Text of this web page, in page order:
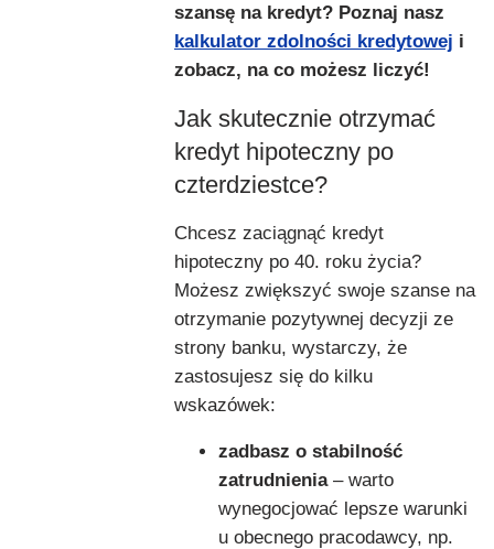
szansę na kredyt? Poznaj nasz
kalkulator zdolności kredytowej i
zobacz, na co możesz liczyć!
Jak skutecznie otrzymać
kredyt hipoteczny po
czterdziestce?
Chcesz zaciągnąć kredyt
hipoteczny po 40. roku życia?
Możesz zwiększyć swoje szanse na
otrzymanie pozytywnej decyzji ze
strony banku, wystarczy, że
zastosujesz się do kilku
wskazówek:
zadbasz o stabilność
zatrudnienia – warto
wynegocjować lepsze warunki
u obecnego pracodawcy, np.